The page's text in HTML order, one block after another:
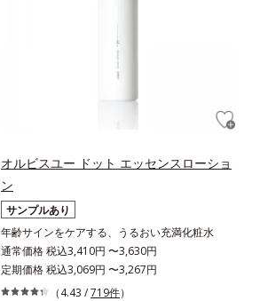
オルビスユー ドット エッセンスローショ
ン
サンプルあり
年齢サインをケアする、うるおい充満化粧水
通常価格 税込3,410円 〜3,630円
定期価格 税込3,069円 〜3,267円
（4.43 /719件）